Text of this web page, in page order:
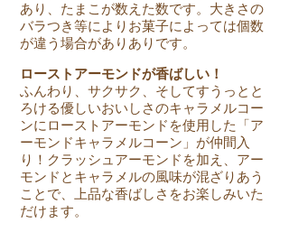
あり、たまこが数えた数です。大きさの
バラつき等によりお菓子によっては個数
が違う場合がありありです。
ローストアーモンドが香ばしい！
ふんわり、サクサク、そしてすうっとと
ろける優しいおいしさのキャラメルコー
ンにローストアーモンドを使用した「ア
ーモンドキャラメルコーン」が仲間入
り！クラッシュアーモンドを加え、アー
モンドとキャラメルの風味が混ざりあう
ことで、上品な香ばしさをお楽しみいた
だけます。